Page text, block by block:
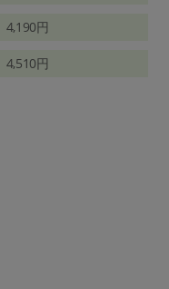
4,190円
4,510円